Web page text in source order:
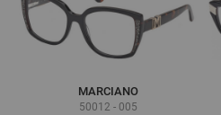
MARCIANO
50012 - 005